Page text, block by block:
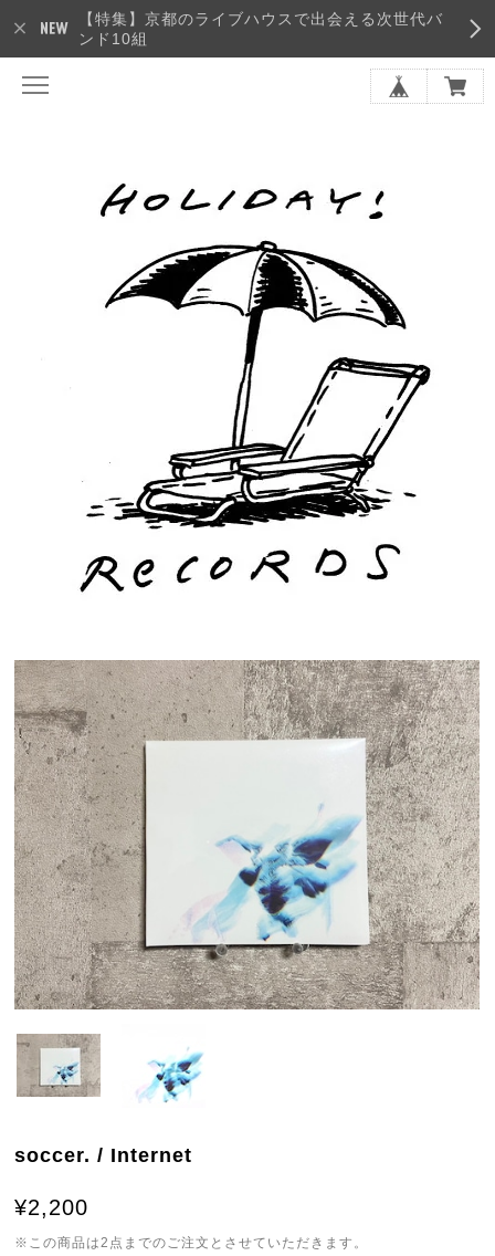
【特集】京都のライブハウスで出会える次世代バ
ンド10組
soccer. / Internet
¥2,200
※この商品は2点までのご注文とさせていただきます。